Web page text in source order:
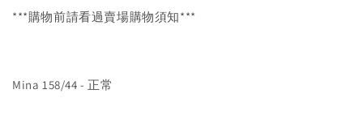
***購物前請看過賣場購物須知***
Mina 158/44 - 正常